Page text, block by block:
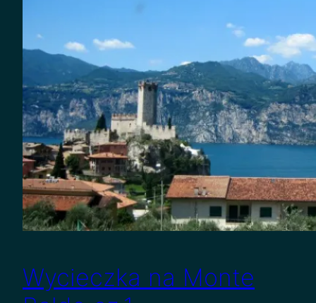
Wycieczka na Monte